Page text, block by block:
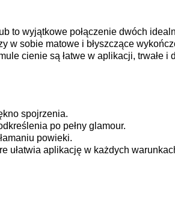
to wyjątkowe połączenie dwóch
w sobie matowe i błyszczące
cienie są łatwe w aplikacji, trwałe i
spojrzenia.
po pełny glamour.
powieki.
ułatwia aplikację w każdych